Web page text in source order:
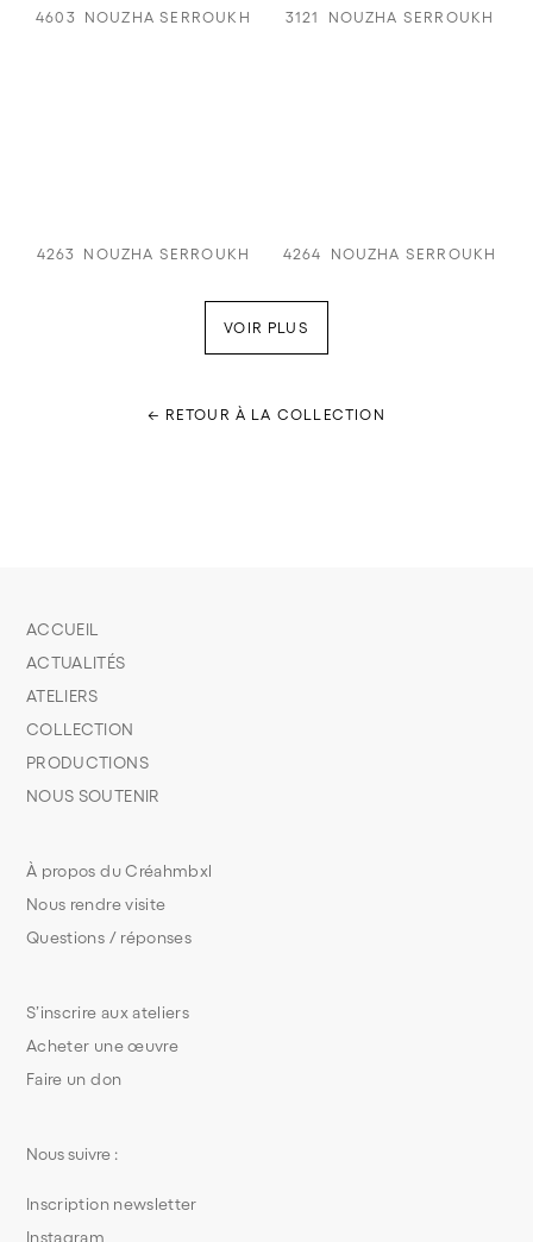
4603 NOUZHA SERROUKH 3121 NOUZHA SERROUKH
4263 NOUZHA SERROUKH 4264 NOUZHA SERROUKH
VOIR PLUS
← RETOUR À LA COLLECTION
S’inscrire aux ateliers
Acheter une œuvre
Faire un don
À propos du Créahmbxl
Nous rendre visite
Questions / réponses
ACCUEIL
ACTUALITÉS
ATELIERS
COLLECTION
PRODUCTIONS
NOUS SOUTENIR
Nous suivre :
Inscription newsletter
Instagram